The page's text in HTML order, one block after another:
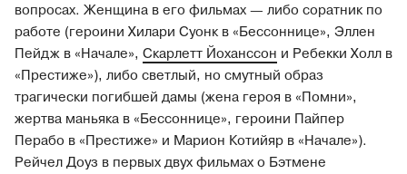
вопросах. Женщина в его фильмах — либо соратник по
работе (героини Хилари Суонк в «Бессоннице», Эллен
Пейдж в «Начале», Скарлетт Йоханссон и Ребекки Холл в
«Престиже»), либо светлый, но смутный образ
трагически погибшей дамы (жена героя в «Помни»,
жертва маньяка в «Бессоннице», героини Пайпер
Перабо в «Престиже» и Марион Котийяр в «Начале»).
Рейчел Доуз в первых двух фильмах о Бэтмене